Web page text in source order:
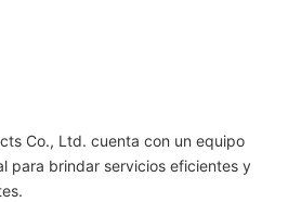
Co., Ltd. cuenta con un equipo
para brindar servicios eficientes y